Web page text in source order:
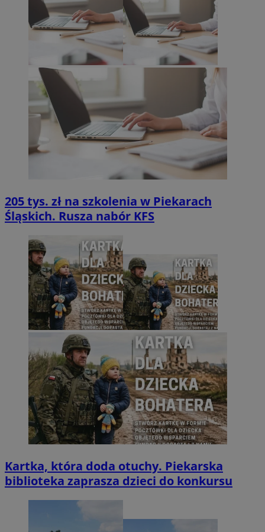
205 tys. zł na szkolenia w Piekarach
Śląskich. Rusza nabór KFS
Kartka, która doda otuchy. Piekarska
biblioteka zaprasza dzieci do konkursu